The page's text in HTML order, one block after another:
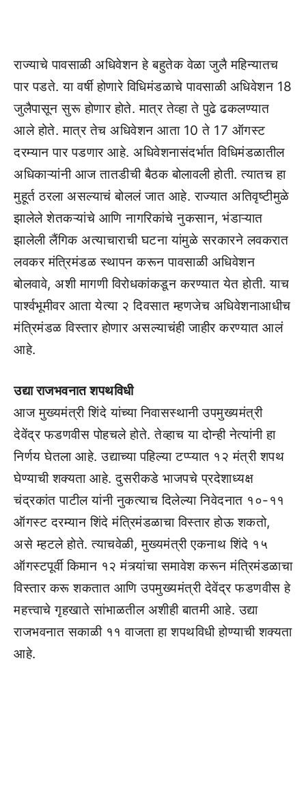
राज्याचे पावसाळी अधिवेशन हे बहुतेक वेळा जुलै महिन्यातच
पार पडते. या वर्षी होणारे विधिमंडळाचे पावसाळी अधिवेशन 18
जुलैपासून सुरू होणार होते. मात्र तेव्हा ते पुढे ढकलण्यात
आले होते. मात्र तेच अधिवेशन आता 10 ते 17 ऑगस्ट
दरम्यान पार पडणार आहे. अधिवेशनासंदर्भात विधिमंडळातील
अधिकाऱ्यांनी आज तातडीची बैठक बोलावली होती. त्यातच हा
मुहूर्त ठरला असल्याचं बोललं जात आहे. राज्यात अतिवृष्टीमुळे
झालेले शेतकऱ्यांचे आणि नागरिकांचे नुकसान, भंडाऱ्यात
झालेली लैंगिक अत्याचाराची घटना यांमुळे सरकारने लवकरात
लवकर मंत्रिमंडळ स्थापन करून पावसाळी अधिवेशन
बोलवावे, अशी मागणी विरोधकांकडून करण्यात येत होती. याच
पार्श्वभूमीवर आता येत्या २ दिवसात म्हणजेच अधिवेशनाआधीच
मंत्रिमंडळ विस्तार होणार असल्याचंही जाहीर करण्यात आलं
आहे.
उद्या राजभवनात शपथविधी
आज मुख्यमंत्री शिंदे यांच्या निवासस्थानी उपमुख्यमंत्री
देवेंद्र फडणवीस पोहचले होते. तेव्हाच या दोन्ही नेत्यांनी हा
निर्णय घेतला आहे. उद्याच्या पहिल्या टप्प्यात १२ मंत्री शपथ
घेण्याची शक्यता आहे. दुसरीकडे भाजपचे प्रदेशाध्यक्ष
चंद्रकांत पाटील यांनी नुकत्याच दिलेल्या निवेदनात १०-११
ऑगस्ट दरम्यान शिंदे मंत्रिमंडळाचा विस्तार होऊ शकतो,
असे म्हटले होते. त्याचवेळी, मुख्यमंत्री एकनाथ शिंदे १५
ऑगस्टपूर्वी किमान १२ मंत्र्यांचा समावेश करून मंत्रिमंडळाचा
विस्तार करू शकतात आणि उपमुख्यमंत्री देवेंद्र फडणवीस हे
महत्त्वाचे गृहखाते सांभाळतील अशीही बातमी आहे. उद्या
राजभवनात सकाळी ११ वाजता हा शपथविधी होण्याची शक्यता
आहे.